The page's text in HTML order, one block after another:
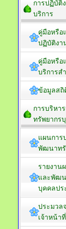
การปฏิบัติ
บริการ
คู่มือหรือ
ปฏิบัติงา
คู่มือหรือ
บริการส
ข้อมูลสถิ
การบริหา
ทรัพยากร
แผนการ
พัฒนาทรั
รายงาน
และพัฒน
บุคคลปร
ประมวล
เจ้าหน้า